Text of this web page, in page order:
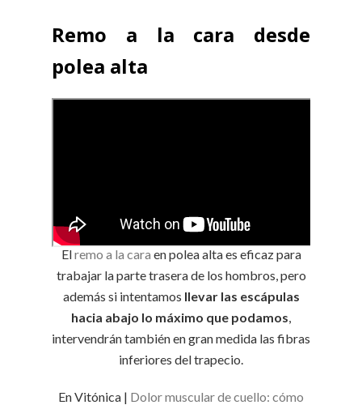
Remo a la cara desde
polea alta
Elremo a la cara en polea alta es eficaz para
trabajar la parte trasera de los hombros, pero
además si intentamos llevar las escápulas
hacia abajo lo máximo que podamos,
intervendrán también en gran medida las fibras
inferiores del trapecio.
En Vitónica | Dolor muscular de cuello: cómo